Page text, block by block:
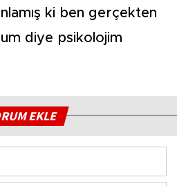
ki ben gerçekten
diye psikolojim
EKLE